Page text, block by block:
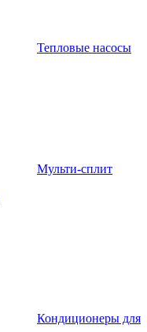
Тепловые насосы
Мульти-сплит
Кондиционеры для